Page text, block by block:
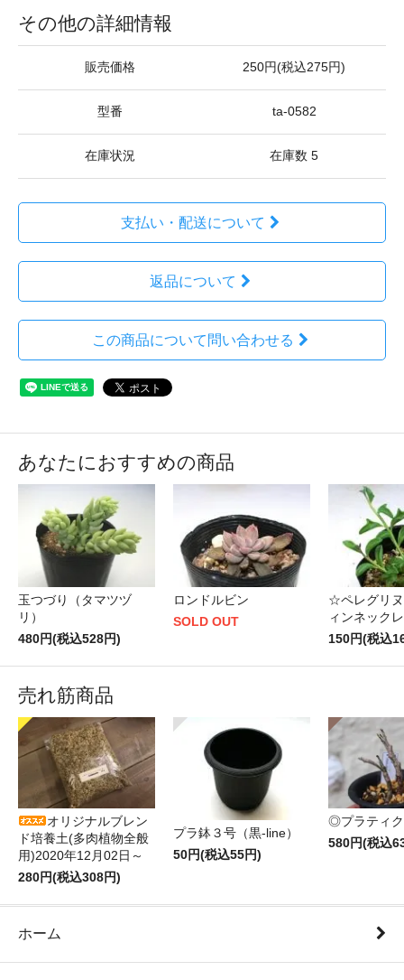
その他の詳細情報
販売価格 250円(税込275円)
型番 ta-0582
在庫状況 在庫数 5
支払い・配送について
返品について
この商品について問い合わせる
あなたにおすすめの商品
玉つづり（タマツヅ
リ）
480円(税込528円)
ロンドルビン
SOLD OUT
☆ペレグリ
ィンネック
150円(税込
売れ筋商品
オリジナルブレン
ド培養土(多肉植物全般
用)2020年12月02日～
280円(税込308円)
プラ鉢３号（黒-line）
50円(税込55円)
◎プラティ
580円(税込
ホーム